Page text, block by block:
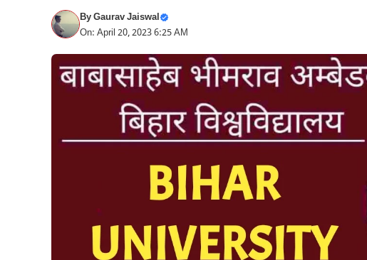
ByGaurav Jaiswal
On: April 20, 2023 6:25 AM